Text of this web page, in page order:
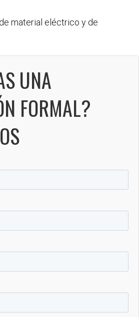
material eléctrico y de
UNA
FORMAL?